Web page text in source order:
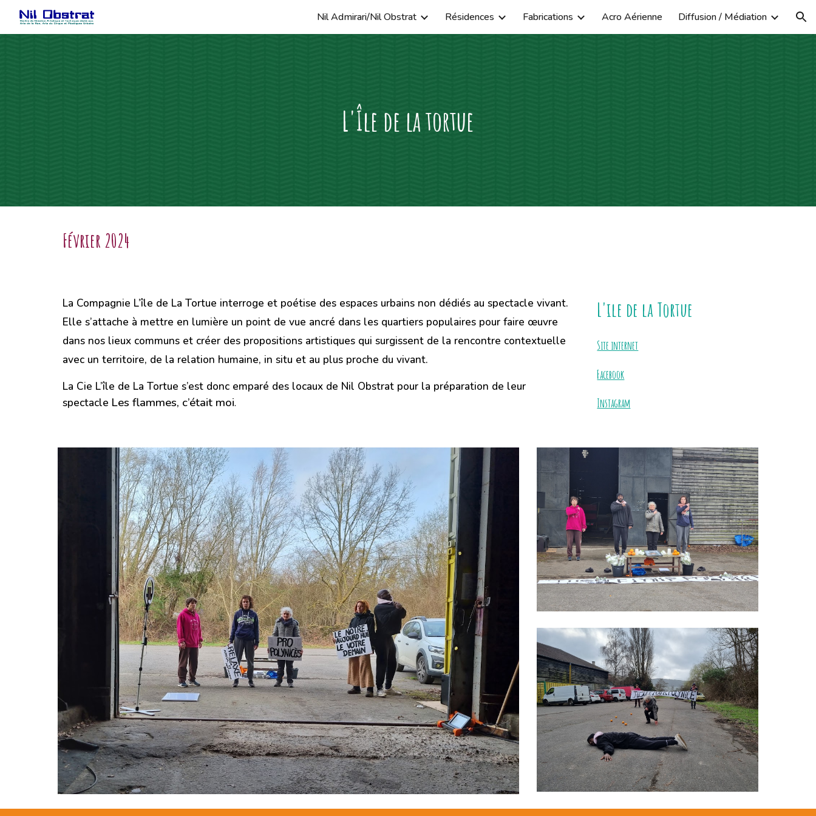
Skip to main content Skip to navigation
Nil Admirari/Nil Obstrat Résidences Fabrications Acro Aérienne Diffusion / Médiation
L'Île de la tortue
Février 2024
La Compagnie L’île de La Tortue interroge et poétise des espaces urbains non dédiés au spectacle vivant.
Elle s’attache à mettre en lumière un point de vue ancré dans les quartiers populaires pour faire œuvre
dans nos lieux communs et créer des propositions artistiques qui surgissent de la rencontre contextuelle
avec un territoire, de la relation humaine, in situ et au plus proche du vivant.
La Cie L’île de La Tortue s’est donc emparé des locaux de Nil Obstrat pour la préparation de leur
spectacle Les flammes, c’était moi.
L'ile de la Tortue
Site internet
Facebook
Instagram